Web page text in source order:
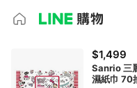
$1,499
Sanrio 三
濕紙巾 70